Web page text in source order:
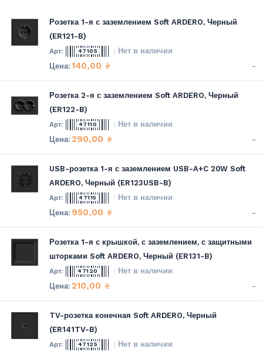
Розетка 1-я с заземлением Soft ARDERO, Черный
(ER121-B)
47105 Нет в наличии
140,00 ₴ -
Розетка 2-я с заземлением Soft ARDERO, Черный
(ER122-B)
47110 Нет в наличии
290,00 ₴ -
USB-розетка 1-я с заземлением USB-A+C 20W Soft
ARDERO, Черный (ER123USB-B)
47115 Нет в наличии
950,00 ₴ -
Розетка 1-я с крышкой, с заземлением, с защитными
шторками Soft ARDERO, Черный (ER131-B)
47120 Нет в наличии
210,00 ₴ -
TV-розетка конечная Soft ARDERO, Черный
(ER141TV-B)
47125 Нет в наличии